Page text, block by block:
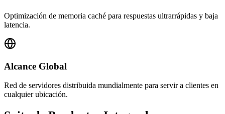
Optimización de memoria caché para respuestas ultrarrápidas y baja
latencia.
Alcance Global
Red de servidores distribuida mundialmente para servir a clientes en
cualquier ubicación.